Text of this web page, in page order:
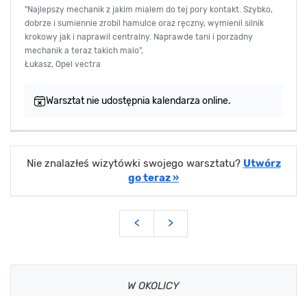
"Najlepszy mechanik z jakim mialem do tej pory kontakt. Szybko,
dobrze i sumiennie zrobil hamulce oraz ręczny, wymienil silnik
krokowy jak i naprawil centralny. Naprawde tani i porzadny
mechanik a teraz takich malo",
Łukasz, Opel vectra
Warsztat nie udostępnia kalendarza online.
Nie znalazłeś wizytówki swojego warsztatu? Utwórz
go teraz »
< >
W OKOLICY